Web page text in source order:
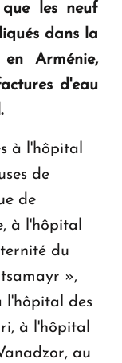
les neuf
dans la
Arménie,
d'eau
à l'hôpital
de
de
à l'hôpital
du
»,
l'hôpital des
à l'hôpital
au